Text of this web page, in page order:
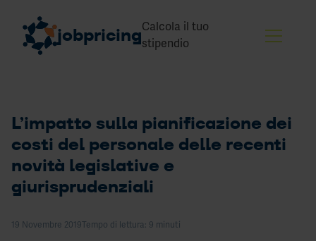
Skip to content
jobpricingCalcola il tuo
stipendio
Perché JP
JP per la trasparenza
Cosa facciamo
Strumenti
L’impatto sulla pianificazione dei
costi del personale delle recenti
novità legislative e
giurisprudenziali
19 Novembre 2019Tempo di lettura: 9 minuti